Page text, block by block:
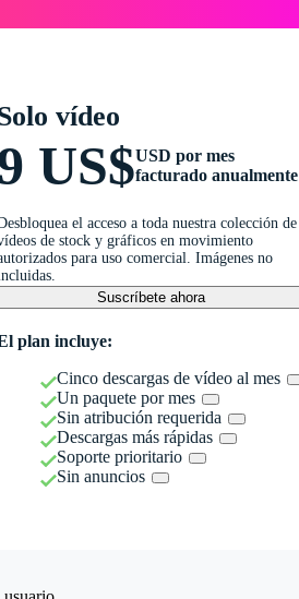
vídeo
US$USD por mes
facturado anualmente
el acceso a toda nuestra colección de
de stock y gráficos en movimiento
para uso comercial. Imágenes no
Suscríbete ahora
plan incluye:
Cinco descargas de vídeo al mes
Un paquete por mes
Sin atribución requerida
Descargas más rápidas
Soporte prioritario
Sin anuncios